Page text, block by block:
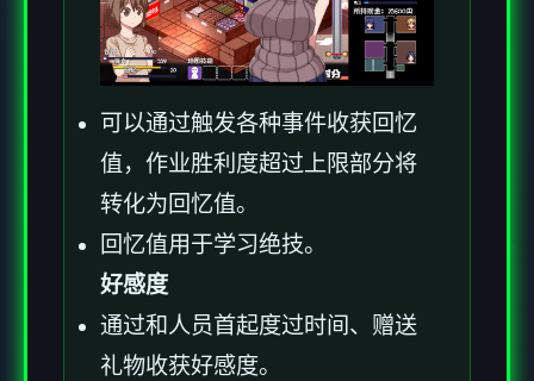
可以通过触发各种事件收获回忆
值，作业胜利度超过上限部分将
转化为回忆值。
回忆值用于学习绝技。
好感度
通过和人员首起度过时间、赠送
礼物收获好感度。